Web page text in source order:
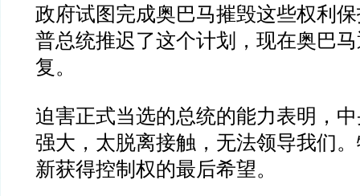
政府试图完成奥巴马摧毁这些权利
普总统推迟了这个计划，现在奥巴
复。
迫害正式当选的总统的能力表明，
强大，太脱离接触，无法领导我们
新获得控制权的最后希望。